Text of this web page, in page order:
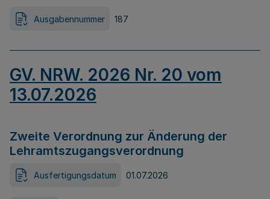
Ausgabennummer 187
GV. NRW. 2026 Nr. 20 vom
13.07.2026
Zweite Verordnung zur Änderung der
Lehramtszugangsverordnung
Ausfertigungsdatum 01.07.2026